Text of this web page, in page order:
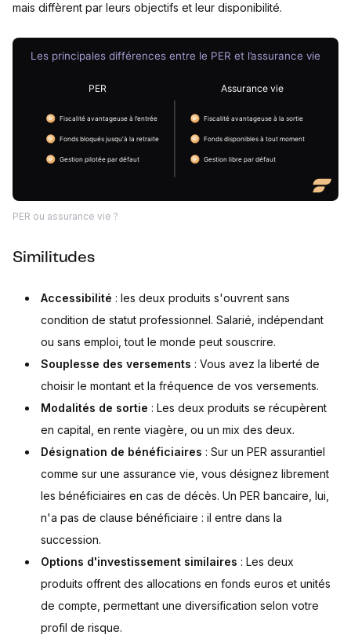
mais diffèrent par leurs objectifs et leur disponibilité.
PER ou assurance vie ?
Similitudes
Accessibilité : les deux produits s'ouvrent sans
condition de statut professionnel. Salarié, indépendant
ou sans emploi, tout le monde peut souscrire.
Souplesse des versements : Vous avez la liberté de
choisir le montant et la fréquence de vos versements.
Modalités de sortie : Les deux produits se récupèrent
en capital, en rente viagère, ou un mix des deux.
Désignation de bénéficiaires : Sur un PER assurantiel
comme sur une assurance vie, vous désignez librement
les bénéficiaires en cas de décès. Un PER bancaire, lui,
n'a pas de clause bénéficiaire : il entre dans la
succession.
Options d'investissement similaires : Les deux
produits offrent des allocations en fonds euros et unités
de compte, permettant une diversification selon votre
profil de risque.